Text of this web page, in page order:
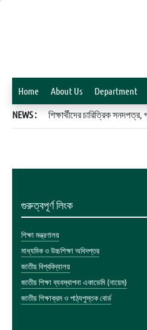
Home About Us Department
NEWS : শিক্ষার্থীদের চারিত্রিক
গুরুত্বপূর্ণ লিংক
শিক্ষা মন্ত্রণালয়
মাধ্যমিক ও উচ্চশিক্ষা অধিদপ্তর
জাতীয় বিশ্ববিদ্যালয়
জাতীয় শিক্ষা ব্যবস্থাপনা একাডেমি (নায়েম)
জাতীয় শিক্ষাক্রম ও পাঠ্যপুস্তক বোর্ড